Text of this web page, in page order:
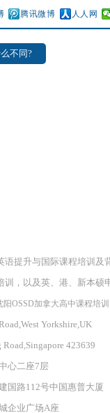
腾讯微博 人人网
不同?
提升与国际课程培训
训，以及英、港、新本硕
阳OSSD加拿大高中课程培训
Yorkshire,UK
423639
心二座7层
国路112号中国惠普大厦
企业广场A座